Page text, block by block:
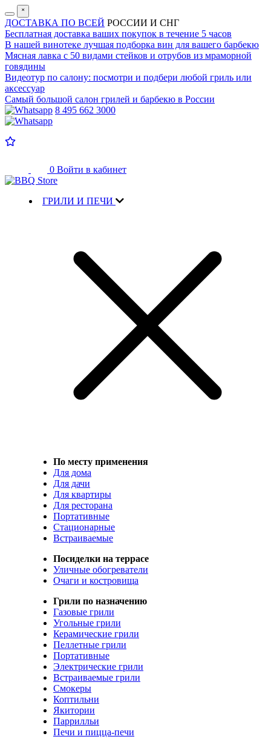
˟
ДОСТАВКА ПО ВСЕЙ РОССИИ И СНГ
Бесплатная доставка ваших покупок в течение 5 часов
В нашей винотеке лучшая подборка вин для вашего барбекю
Мясная лавка с 50 видами стейков и отрубов из мраморной
говядины
Видеотур по салону: посмотри и подбери любой гриль или
аксессуар
Самый большой салон грилей и барбекю в России
8 495 662 3000
0 Войти в кабинет
ГРИЛИ И ПЕЧИ
По месту применения
Для дома
Для дачи
Для квартиры
Для ресторана
Портативные
Стационарные
Встраиваемые
Посиделки на террасе
Уличные обогреватели
Очаги и костровища
Грили по назначению
Газовые грили
Угольные грили
Керамические грили
Пеллетные грили
Портативные
Электрические грили
Встраиваемые грили
Смокеры
Коптильни
Якитории
Паррилльи
Печи и пицца-печи